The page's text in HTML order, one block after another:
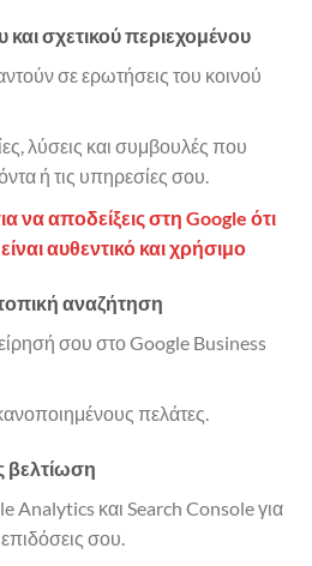
σχετικού περιεχομένου
σε ερωτήσεις του κοινού
λύσεις και συμβουλές που
ή τις υπηρεσίες σου.
να αποδείξεις στη Google ότι
αυθεντικό και χρήσιμο
αναζήτηση
σου στο Google Business
πελάτες.
βελτίωση
Analytics και Search Console για
σου.